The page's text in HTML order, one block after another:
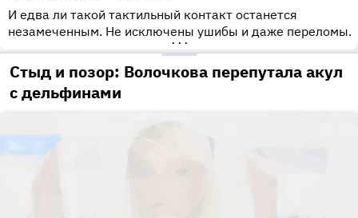
И едва ли такой тактильный контакт останется
незамеченным. Не исключены ушибы и даже переломы.
•••
Стыд и позор: Волочкова перепутала акул
с дельфинами